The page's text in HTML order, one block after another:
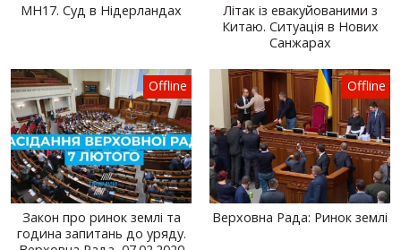
MH17. Суд в Нідерландах
Літак із евакуйованими з
Китаю. Ситуація в Нових
Санжарах
Offline
Закон про ринок землі та
година запитань до уряду.
Offline
Верховна Рада: Ринок землі